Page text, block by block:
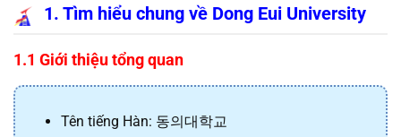
1. Tìm hiểu chung về Dong Eui University
1.1 Giới thiệu tổng quan
Tên tiếng Hàn: 동의대학교